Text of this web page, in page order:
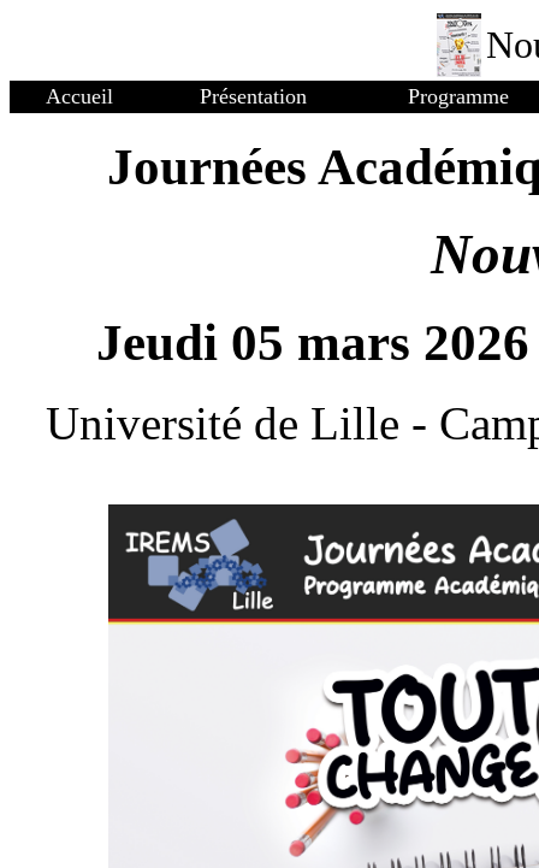
Accueil Présentation Programme
Journées
Jeudi 05 mars
Université de Lille -